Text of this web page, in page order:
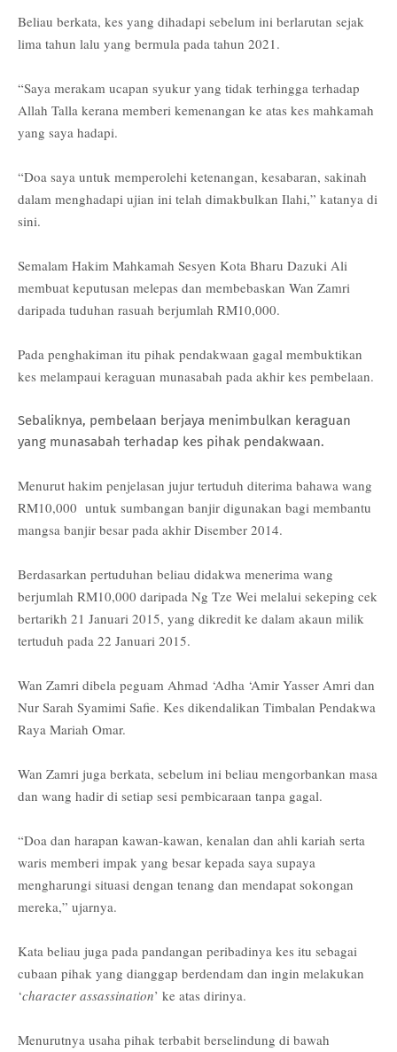
Beliau berkata, kes yang dihadapi sebelum ini berlarutan sejak
lima tahun lalu yang bermula pada tahun 2021.
“Saya merakam ucapan syukur yang tidak terhingga terhadap
Allah Talla kerana memberi kemenangan ke atas kes mahkamah
yang saya hadapi.
“Doa saya untuk memperolehi ketenangan, kesabaran, sakinah
dalam menghadapi ujian ini telah dimakbulkan Ilahi,” katanya di
sini.
Semalam Hakim Mahkamah Sesyen Kota Bharu Dazuki Ali
membuat keputusan melepas dan membebaskan Wan Zamri
daripada tuduhan rasuah berjumlah RM10,000.
Pada penghakiman itu pihak pendakwaan gagal membuktikan
kes melampaui keraguan munasabah pada akhir kes pembelaan.
Sebaliknya, pembelaan berjaya menimbulkan keraguan
yang munasabah terhadap kes pihak pendakwaan.
Menurut hakim penjelasan jujur tertuduh diterima bahawa wang
RM10,000 untuk sumbangan banjir digunakan bagi membantu
mangsa banjir besar pada akhir Disember 2014.
Berdasarkan pertuduhan beliau didakwa menerima wang
berjumlah RM10,000 daripada Ng Tze Wei melalui sekeping cek
bertarikh 21 Januari 2015, yang dikredit ke dalam akaun milik
tertuduh pada 22 Januari 2015.
Wan Zamri dibela peguam Ahmad ‘Adha ‘Amir Yasser Amri dan
Nur Sarah Syamimi Safie. Kes dikendalikan Timbalan Pendakwa
Raya Mariah Omar.
Wan Zamri juga berkata, sebelum ini beliau mengorbankan masa
dan wang hadir di setiap sesi pembicaraan tanpa gagal.
“Doa dan harapan kawan-kawan, kenalan dan ahli kariah serta
waris memberi impak yang besar kepada saya supaya
mengharungi situasi dengan tenang dan mendapat sokongan
mereka,” ujarnya.
Kata beliau juga pada pandangan peribadinya kes itu sebagai
cubaan pihak yang dianggap berdendam dan ingin melakukan
‘character assassination’ ke atas dirinya.
Menurutnya usaha pihak terbabit berselindung di bawah